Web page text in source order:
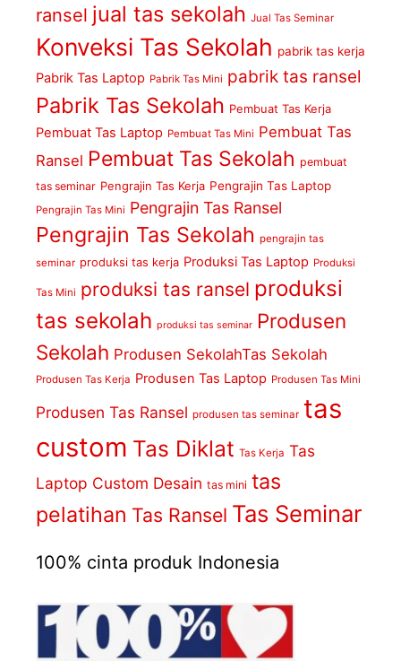
ransel jual tas sekolah Jual Tas Seminar
Konveksi Tas Sekolah pabrik tas kerja
Pabrik Tas Laptop Pabrik Tas Mini pabrik tas ransel
Pabrik Tas Sekolah Pembuat Tas Kerja
Pembuat Tas Laptop Pembuat Tas Mini Pembuat Tas
Ransel Pembuat Tas Sekolah pembuat
tas seminar Pengrajin Tas Kerja Pengrajin Tas Laptop
Pengrajin Tas Mini Pengrajin Tas Ransel
Pengrajin Tas Sekolah pengrajin tas
seminar produksi tas kerja Produksi Tas Laptop Produksi
Tas Mini produksi tas ransel produksi
tas sekolah produksi tas seminar Produsen
Sekolah Produsen SekolahTas Sekolah
Produsen Tas Kerja Produsen Tas Laptop Produsen Tas Mini
Produsen Tas Ransel produsen tas seminar tas
custom Tas Diklat Tas Kerja Tas
Laptop Custom Desain tas mini tas
pelatihan Tas Ransel Tas Seminar
100% cinta produk Indonesia